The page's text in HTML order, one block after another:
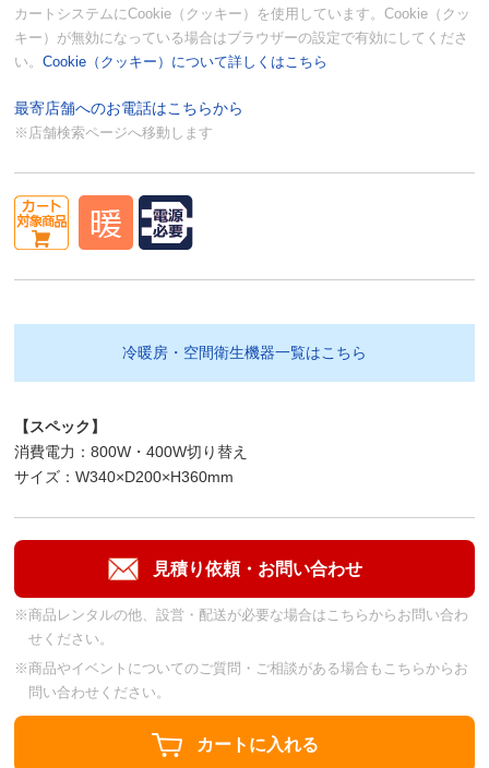
カートシステムにCookie（クッキー）を使用しています。Cookie（クッ
キー）が無効になっている場合はブラウザーの設定で有効にしてくださ
い。Cookie（クッキー）について詳しくはこちら
最寄店舗へのお電話はこちらから
※店舗検索ページへ移動します
冷暖房・空間衛生機器一覧はこちら
【スペック】
消費電力：800W・400W切り替え
サイズ：W340×D200×H360mm
※商品レンタルの他、設営・配送が必要な場合はこちらからお問い合わ
せください。
※商品やイベントについてのご質問・ご相談がある場合もこちらからお
問い合わせください。